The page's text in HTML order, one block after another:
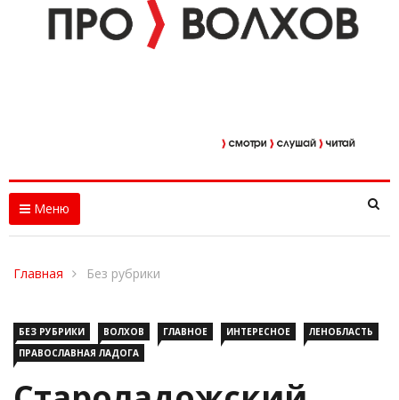
ПРАВОСЛАВНАЯ ЛАДОГА